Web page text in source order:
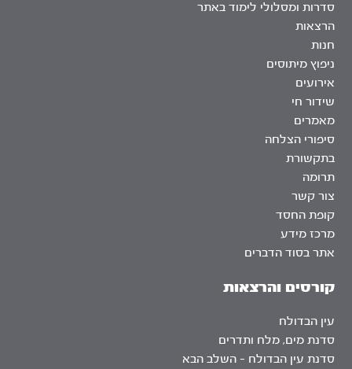
סדרות ומסלולי לימוד באתר
הרצאות
חנות
ניפוץ מיתוסים
אירועים
שידור חי
מאמרים
סיפורי הצלחה
בתקשורת
תרומה
צור קשר
קופת החסד
מרכז מידע
אתר בסוד הדברים
קורסים והרצאות
עין הבדולח
סדנת מים, מלח ותדרים
סדנת עין הבדולח – השלב הבא